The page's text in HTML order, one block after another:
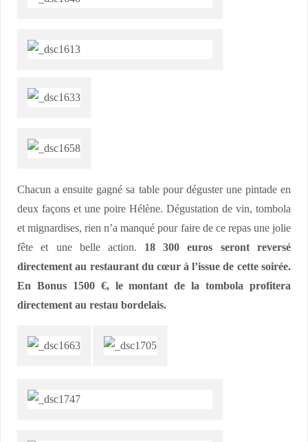
Chacun a ensuite gagné sa table pour déguster une pintade en
deux façons et une poire Hélène. Dégustation de vin, tombola
et mignardises, rien n’a manqué pour faire de ce repas une jolie
fête et une belle action. 18 300 euros seront reversé
directement au restaurant du cœur à l’issue de cette soirée.
En Bonus 1500 €, le montant de la tombola profitera
directement au restau bordelais.